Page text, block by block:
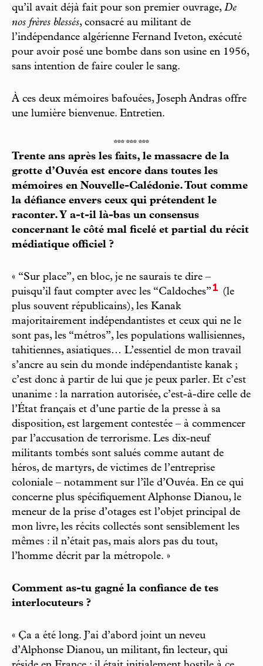
qu’il avait déjà fait pour son premier ouvrage, De
nos frères blessés, consacré au militant de
l’indépendance algérienne Fernand Iveton, exécuté
pour avoir posé une bombe dans son usine en 1956,
sans intention de faire couler le sang.
À ces deux mémoires bafouées, Joseph Andras offre
une lumière bienvenue. Entretien.
*** *** ***
Trente ans après les faits, le massacre de la
grotte d’Ouvéa est encore dans toutes les
mémoires en Nouvelle-Calédonie. Tout comme
la défiance envers ceux qui prétendent le
raconter. Y a-t-il là-bas un consensus
concernant le côté mal ficelé et partial du récit
médiatique officiel ?
« “Sur place”, en bloc, je ne saurais te dire –
puisqu’il faut compter avec les “Caldoches”1 (le
plus souvent républicains), les Kanak
majoritairement indépendantistes et ceux qui ne le
sont pas, les “métros”, les populations wallisiennes,
tahitiennes, asiatiques… L’essentiel de mon travail
s’ancre au sein du monde indépendantiste kanak ;
c’est donc à partir de lui que je peux parler. Et c’est
unanime : la narration autorisée, c’est-à-dire celle de
l’État français et d’une partie de la presse à sa
disposition, est largement contestée – à commencer
par l’accusation de terrorisme. Les dix-neuf
militants tombés sont salués comme autant de
héros, de martyrs, de victimes de l’entreprise
coloniale – notamment sur l’île d’Ouvéa. En ce qui
concerne plus spécifiquement Alphonse Dianou, le
meneur de la prise d’otages est l’objet principal de
mon livre, les récits collectés sont sensiblement les
mêmes : il n’était pas, mais alors pas du tout,
l’homme décrit par la métropole. »
Comment as-tu gagné la confiance de tes
interlocuteurs ?
« Ça a été long. J’ai d’abord joint un neveu
d’Alphonse Dianou, un militant, fin lecteur, qui